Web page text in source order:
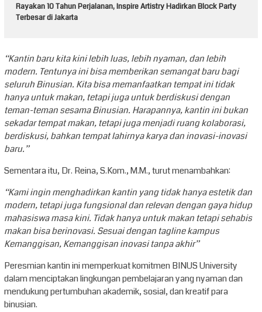
Rayakan 10 Tahun Perjalanan, Inspire Artistry Hadirkan Block Party
Terbesar di Jakarta
“Kantin baru kita kini lebih luas, lebih nyaman, dan lebih
modern. Tentunya ini bisa memberikan semangat baru bagi
seluruh Binusian. Kita bisa memanfaatkan tempat ini tidak
hanya untuk makan, tetapi juga untuk berdiskusi dengan
teman-teman sesama Binusian. Harapannya, kantin ini bukan
sekadar tempat makan, tetapi juga menjadi ruang kolaborasi,
berdiskusi, bahkan tempat lahirnya karya dan inovasi-inovasi
baru.”
Sementara itu, Dr. Reina, S.Kom., M.M., turut menambahkan:
“Kami ingin menghadirkan kantin yang tidak hanya estetik dan
modern, tetapi juga fungsional dan relevan dengan gaya hidup
mahasiswa masa kini. Tidak hanya untuk makan tetapi sehabis
makan bisa berinovasi. Sesuai dengan tagline kampus
Kemanggisan, Kemanggisan inovasi tanpa akhir”
Peresmian kantin ini memperkuat komitmen BINUS University
dalam menciptakan lingkungan pembelajaran yang nyaman dan
mendukung pertumbuhan akademik, sosial, dan kreatif para
binusian.